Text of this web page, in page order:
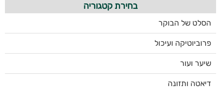
בחירת קטגוריה
הסלט של הבוקר
פרוביוטיקה ועיכול
שיער ועור
דיאטה ותזונה